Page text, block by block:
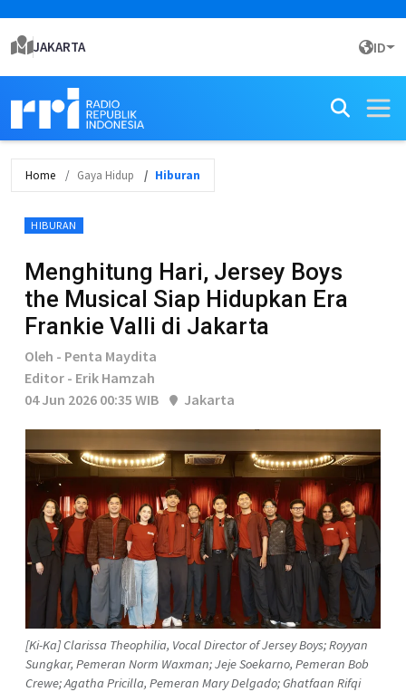
JAKARTA ID
Home Gaya Hidup Hiburan
HIBURAN
Menghitung Hari, Jersey Boys
the Musical Siap Hidupkan Era
Frankie Valli di Jakarta
Oleh - Penta Maydita
Editor - Erik Hamzah
04 Jun 2026 00:35 WIB
Jakarta
[Ki-Ka] Clarissa Theophilia, Vocal Director of Jersey Boys; Royyan
Sungkar, Pemeran Norm Waxman; Jeje Soekarno, Pemeran Bob
Crewe; Agatha Pricilla, Pemeran Mary Delgado; Ghatfaan Rifqi